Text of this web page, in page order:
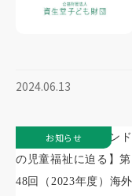
2024.06.13
お知らせ